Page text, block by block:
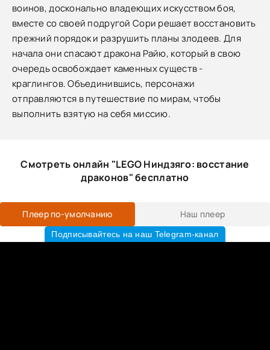
воинов, досконально владеющих искусством боя,
вместе со своей подругой Сори решает восстановить
прежний порядок и разрушить планы злодеев. Для
начала они спасают дракона Райю, который в свою
очередь освобождает каменных существ -
краглингов. Объединившись, персонажи
отправляются в путешествие по мирам, чтобы
выполнить взятую на себя миссию.
Смотреть онлайн "LEGO Ниндзяго: восстание
драконов" бесплатно
Плеер по-умолчанию Наш плеер
Подписывайтесь на наш Telegram-канал